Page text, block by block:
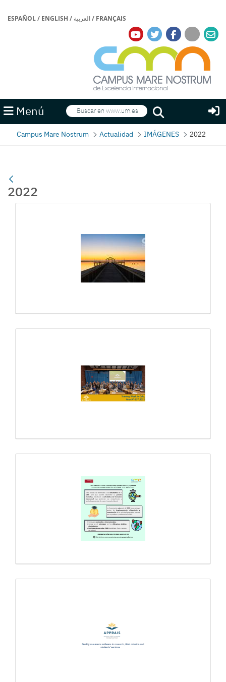
ESPAÑOL/ ENGLISH / العربية/ FRANÇAIS
Menú Buscar
Buscar
Campus Mare Nostrum Actualidad IMÁGENES 2022
2022